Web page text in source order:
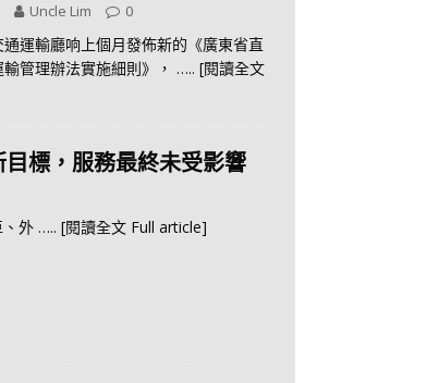
Uncle Lim 0
運輸廳响上個月發佈新的《廣東省直
管理辦法實施細則》， ….. [閱讀全文
標，服務最終未受影響
外 ….. [閱讀全文 Full article]